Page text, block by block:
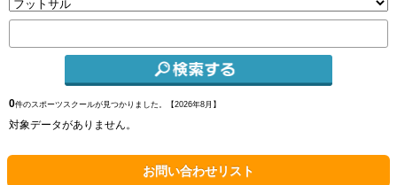
0件のスポーツスクールが見つかりました。【2026年8月】
対象データがありません。
お問い合わせリスト